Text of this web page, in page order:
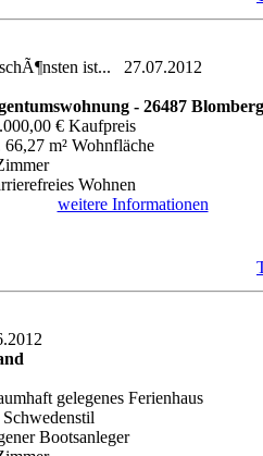
ist... 27.07.2012
- 26487 Blomberg
€ Kaufpreis
66,27 m² Wohnfläche
Wohnen
weitere Informationen
gelegenes Ferienhaus
Bootsanleger